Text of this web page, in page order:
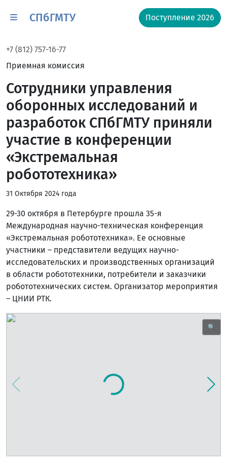
СПбГМТУ Поступление 2026
+7 (812) 757-16-77
Приемная комиссия
Сотрудники управления
оборонных исследований и
разработок СПбГМТУ приняли
участие в конференции
«Экстремальная
робототехника»
31 Октября 2024 года
29-30 октября в Петербурге прошла 35-я
Международная научно-техническая конференция
«Экстремальная робототехника». Ее основные
участники – представители ведущих научно-
исследовательских и производственных организаций
в области робототехники, потребители и заказчики
робототехнических систем. Организатор мероприятия
– ЦНИИ РТК.
🔍